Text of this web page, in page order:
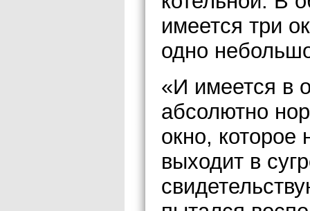
имеется три
одно
«И имеется в
абсолютно
окно, которое
выходит в